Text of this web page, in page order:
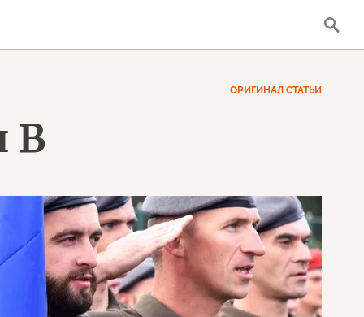
ОРИГИНАЛ СТАТЬИ
В